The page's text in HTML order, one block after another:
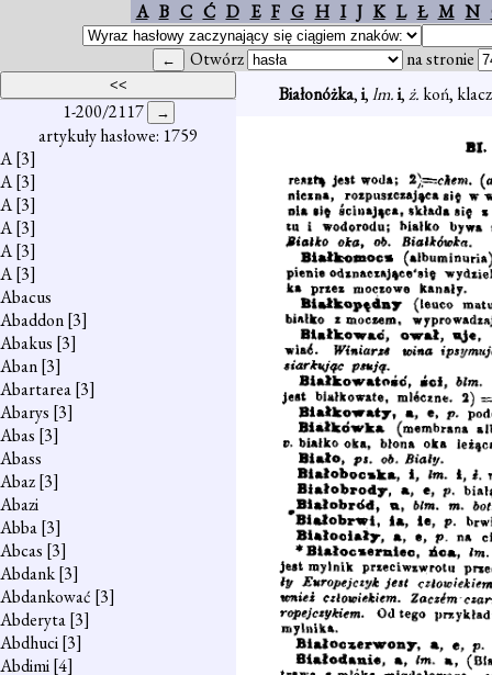
A B C Ć D E F G H I J K L Ł M N
Otwórz na stronie
1-200/2117
artykuły hasłowe: 1759
A[3]
A[3]
A[3]
A[3]
A[3]
A[3]
Abacus
Abaddon[3]
Abakus [3]
Aban[3]
Abartarea[3]
Abarys [3]
Abas [3]
Abass
Abaz[3]
Abazi
Abba[3]
Abcas [3]
Abdank[3]
Abdankować [3]
Abderyta[3]
Abdhuci[3]
Abdimi[4]
Białonóżka,i,lm.i,ż. koń,